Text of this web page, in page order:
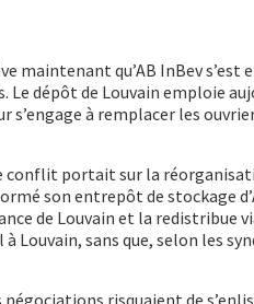
maintenant qu’AB InBev s’est
dépôt de Louvain emploie
s’engage à remplacer les
conflit portait sur la
son entrepôt de stockage
de Louvain et la redistribue
Louvain, sans que, selon les
risquaient de